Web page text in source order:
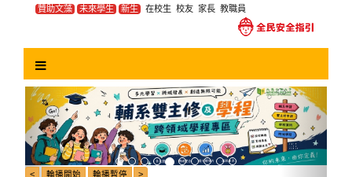
贊助文藻 未來學生 新生 在校生 校友 家長 教職員
Previous Next